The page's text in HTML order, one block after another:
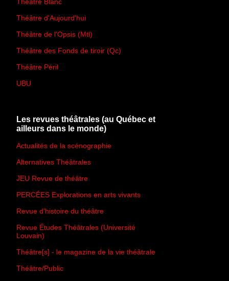
Théâtre Blanc
Théâtre d'Aujourd'hui
Théâtre de l'Opsis (Mtl)
Théâtre des Fonds de tiroir (Qc)
Théâtre Péril
UBU
Les revues théâtrales (au Québec et
ailleurs dans le monde)
Actualités de la scénographie
Alternatives Théâtrales
JEU Revue de théâtre
PERCÉES Explorations en arts vivants
Revue d'histoire du théâtre
Revue Études Théâtrales (Université
Louvain)
Théâtre[s] - le magazine de la vie théâtrale
Théâtre/Public